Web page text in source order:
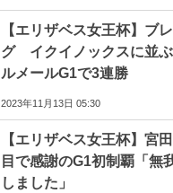
【エリザベス女王杯】ブ
グ イクイノックスに並
ルメールG1で3連勝
2023年11月13日 05:30
【エリザベス女王杯】宮
目で感謝のG1初制覇「無
しました」